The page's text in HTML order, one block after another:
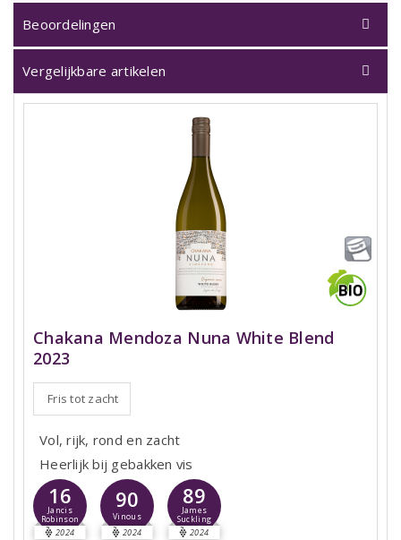
Beoordelingen
Vergelijkbare artikelen
Chakana Mendoza Nuna White Blend
2023
Fris tot zacht
Vol, rijk, rond en zacht
Heerlijk bij gebakken vis
16
Jancis
Robinson
2024
90
Vinous
2024
89
James
Suckling
2024